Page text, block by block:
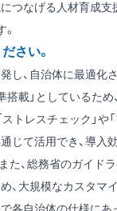
つなげる人材育成支
さい。
、自治体に最適化さ
搭載」としているた
トレスチェック」や
じて活用でき、導入
た、総務省のガイド
、大規模なカスタマ